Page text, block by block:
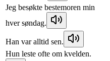
Jeg besøkte bestemoren min
hver søndag.
Han var alltid sen.
Hun leste ofte om kvelden.